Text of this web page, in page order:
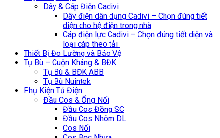
Dây & Cáp Điện Cadivi
Dây điện dân dụng Cadivi – Chọn đúng tiết
diện cho hệ điện trong nhà
Cáp điện lực Cadivi – Chọn đúng tiết diện và
loại cáp theo tải
Thiết Bị Đo Lường và Bảo Vệ
Tụ Bù – Cuộn Kháng & BĐK
Tụ Bù & BĐK ABB
Tụ Bù Nuintek
Phụ Kiện Tủ Điện
Đầu Cos & Ống Nối
Đầu Cos Đồng SC
Đầu Cos Nhôm DL
Cos Nối